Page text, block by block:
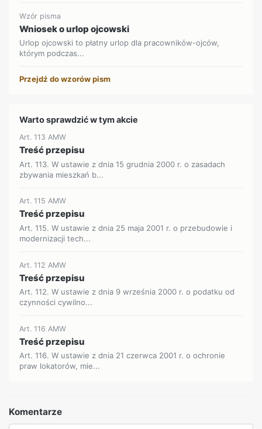
Wzór pisma
Wniosek o urlop ojcowski
Urlop ojcowski to płatny urlop dla pracowników-ojców,
którym podczas...
Przejdź do wzorów pism
Warto sprawdzić w tym akcie
Art. 113 AMW
Treść przepisu
Art. 113. W ustawie z dnia 15 grudnia 2000 r. o zasadach
zbywania mieszkań b...
Art. 115 AMW
Treść przepisu
Art. 115. W ustawie z dnia 25 maja 2001 r. o przebudowie i
modernizacji tech...
Art. 112 AMW
Treść przepisu
Art. 112. W ustawie z dnia 9 września 2000 r. o podatku od
czynności cywilno...
Art. 116 AMW
Treść przepisu
Art. 116. W ustawie z dnia 21 czerwca 2001 r. o ochronie
praw lokatorów, mie...
Komentarze